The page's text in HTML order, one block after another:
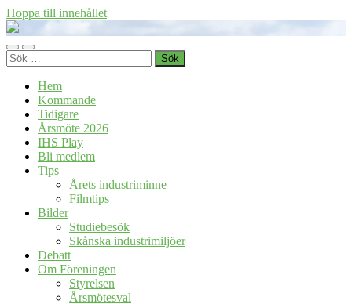
Hoppa till innehållet
Föreningen
Industrihistoria
i
Skåne
Slå
på/av
Slå
på/av
Sök
efter:
Hem
Kommande
Tidigare
Årsmöte 2026
IHS Play
Bli medlem
Tips
Årets industriminne
Filmtips
Bilder
Studiebesök
Skånska industrimiljöer
Debatt
Om Föreningen
Styrelsen
Årsmötesval